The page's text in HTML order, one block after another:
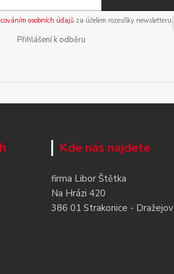
osobních údajůza účelem rozesílky newsletteru.
Přihlášení k odběru
Kde nás najdete
firma Libor Štětka
Na Hrázi 420
386 01 Strakonice - Dražejov